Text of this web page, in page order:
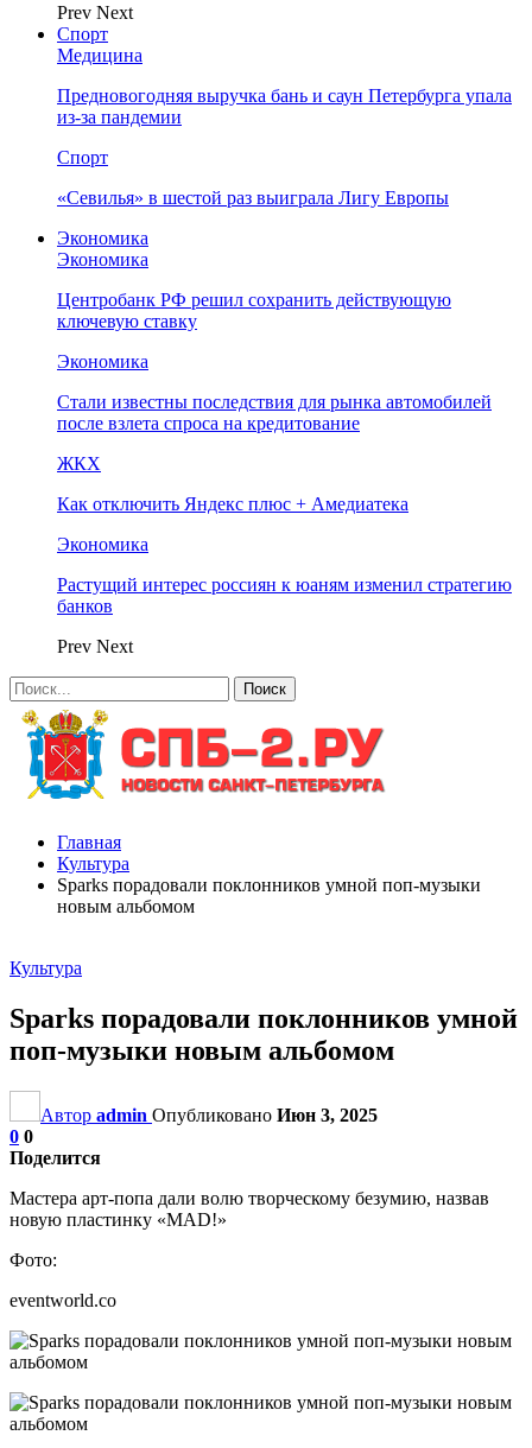
Prev Next
Спорт
Медицина
Предновогодняя выручка бань и саун Петербурга упала
из-за пандемии
Спорт
«Севилья» в шестой раз выиграла Лигу Европы
Экономика
Экономика
Центробанк РФ решил сохранить действующую
ключевую ставку
Экономика
Стали известны последствия для рынка автомобилей
после взлета спроса на кредитование
ЖКХ
Как отключить Яндекс плюс + Амедиатека
Экономика
Растущий интерес россиян к юаням изменил стратегию
банков
Prev Next
Главная
Культура
Sparks порадовали поклонников умной поп-музыки
новым альбомом
Культура
Sparks порадовали поклонников умной
поп-музыки новым альбомом
Автор admin Опубликовано Июн 3, 2025
0 0
Поделится
Мастера арт-попа дали волю творческому безумию, назвав
новую пластинку «MAD!»
Фото:
eventworld.co